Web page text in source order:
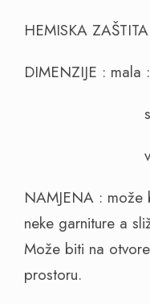
HEMISKA
DIMENZIJE :
srednja :
velika :
NAMJENA :
neke garniture a
Može biti na
prostoru.